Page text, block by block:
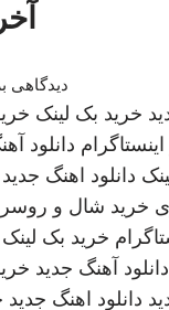
دیدگاهی
خرید بک لینک
دانلود
دانلود اهنگ جدید
خرید شال و
خرید بک لینک
دانلود آهنگ جدید
دانلود اهنگ جدید